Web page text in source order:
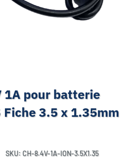
1A pour batterie
3.5 x 1.35mm
SKU: CH-8.4V-1A-ION-3.5X1.35